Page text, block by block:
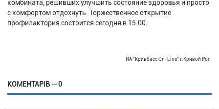
комбината, решивших улучшить состояние здоровья и просто
с комфортом отдохнуть. Торжественное открытие
профилактория состоится сегодня в 15.00.
ИА "Кривбасс On-Line" г.Кривой Рог
КОМЕНТАРІВ — 0